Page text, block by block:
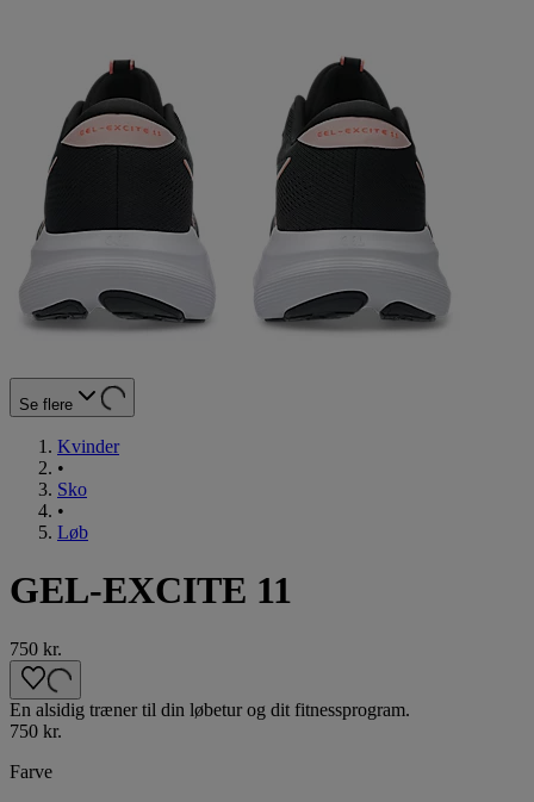
Se flere
Kvinder
•
Sko
•
Løb
GEL-EXCITE 11
750 kr.
En alsidig træner til din løbetur og dit fitnessprogram.
750 kr.
Farve